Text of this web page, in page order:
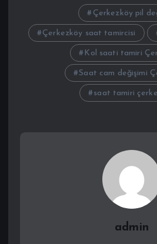
Çerkezköy pil
Çerkezköy saat tamircisi
Kol saati tamiri
Saat cam değişimi
saat tamiri
admin